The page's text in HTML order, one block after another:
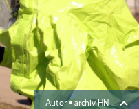
Autor ▪ archiv HN